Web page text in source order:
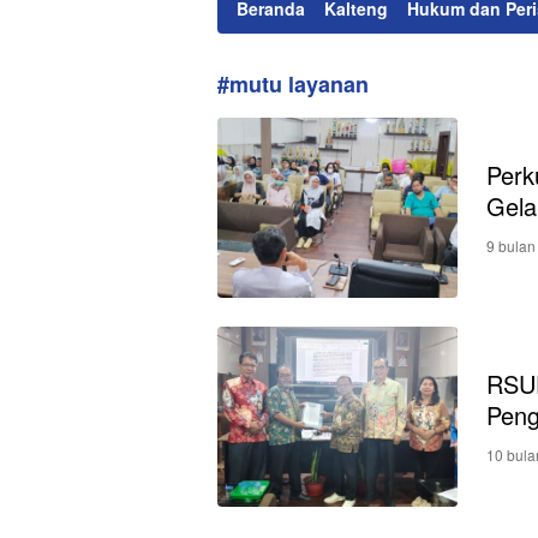
Beranda Kalteng Hukum dan
#mutu layanan
9
10